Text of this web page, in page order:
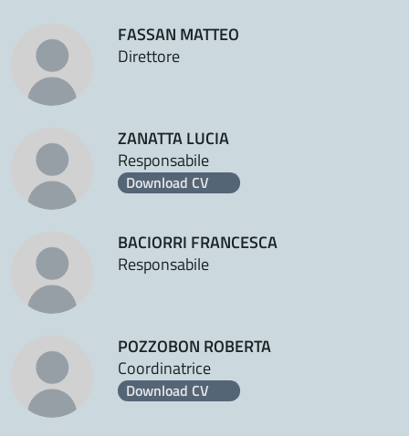
FASSAN MATTEO
Direttore
ZANATTA LUCIA
Responsabile
Download CV
BACIORRI FRANCESCA
Responsabile
POZZOBON ROBERTA
Coordinatrice
Download CV